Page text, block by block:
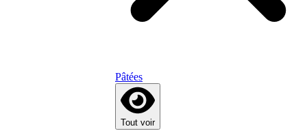
Pâtées
Tout voir